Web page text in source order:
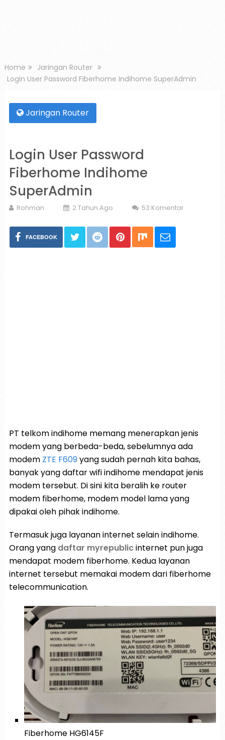
Home
Jaringan Router
Login User Password Fiberhome Indihome SuperAdmin
Jaringan Router
Login User Password
Fiberhome Indihome
SuperAdmin
Rohman 2 Tahun Ago 53 Komentar
FACEBOOK
PT telkom indihome memang menerapkan jenis
modem yang berbeda-beda, sebelumnya ada
modem ZTE F609yang sudah pernah kita bahas,
banyak yang daftar wifi indihome mendapat jenis
modem tersebut. Di sini kita beralih ke router
modem fiberhome, modem model lama yang
dipakai oleh pihak indihome.
Termasuk juga layanan internet selain indihome.
Orang yang daftar myrepublicinternet pun juga
mendapat modem fiberhome. Kedua layanan
internet tersebut memakai modem dari fiberhome
telecommunication.
Fiberhome HG6145F